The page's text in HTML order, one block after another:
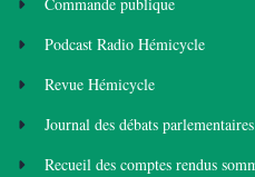
Podcast Radio Hémicycle
Revue Hémicycle
Journal des débats parlementaires
Recueil des comptes rendus